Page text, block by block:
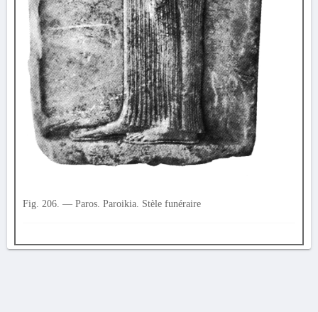
Fig. 206. — Paros. Paroikia. Stèle funéraire